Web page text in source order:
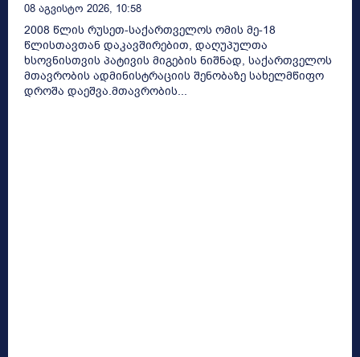
08 Აგვისტო 2026, 10:58
2008 წლის რუსეთ-საქართველოს ომის მე-18
წლისთავთან დაკავშირებით, დაღუპულთა
ხსოვნისთვის პატივის მიგების ნიშნად, საქართველოს
მთავრობის ადმინისტრაციის შენობაზე სახელმწიფო
დროშა დაეშვა.მთავრობის...